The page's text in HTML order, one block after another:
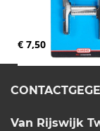
€ 7,50
Van Rijswijk